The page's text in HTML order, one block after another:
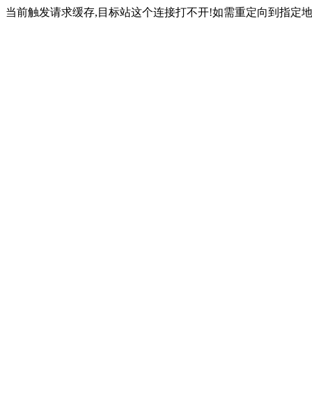
当前触发请求缓存,目标站这个连接打不开!如需重定向到指定